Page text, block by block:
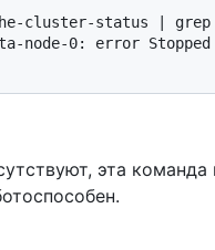
node-0: error Stopped
эта